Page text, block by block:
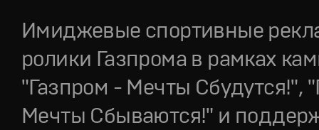
Имиджевые спортивные
ролики Газпрома в рамках
"Газпром - Мечты
Мечты Сбываются!" и